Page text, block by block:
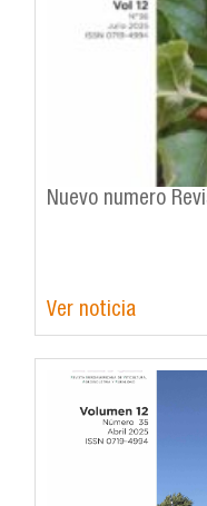
Nuevo numero
Ver noticia